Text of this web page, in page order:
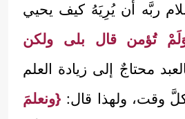
ربَّه أن يُرِيَهُ كيف يحيي
تُؤمن قال بلى ولكن
محتاجٌ إلى زيادة العلم
كلَّ وقت، ولهذا قال: {ونعلمَ